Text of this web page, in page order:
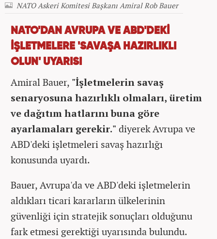
NATO Askeri Komitesi Başkanı Amiral Rob Bauer
NATO'DAN AVRUPA VE ABD'DEKİ
İŞLETMELERE 'SAVAŞA HAZIRLIKLI
OLUN' UYARISI
Amiral Bauer, "İşletmelerin savaş
senaryosuna hazırlıklı olmaları, üretim
ve dağıtım hatlarını buna göre
ayarlamaları gerekir." diyerek Avrupa ve
ABD'deki işletmeleri savaş hazırlığı
konusunda uyardı.
Bauer, Avrupa'da ve ABD'deki işletmelerin
aldıkları ticari kararların ülkelerinin
güvenliği için stratejik sonuçları olduğunu
fark etmesi gerektiği uyarısında bulundu.